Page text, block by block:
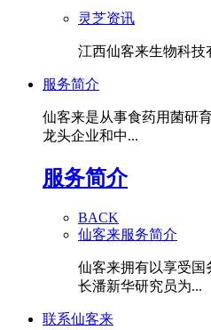
灵芝资讯
江西仙客来生物科技
服务简介
仙客来是从事食药用菌研
龙头企业和中...
服务简介
BACK
仙客来服务简介
仙客来拥有以享受国
长潘新华研究员为...
联系仙客来